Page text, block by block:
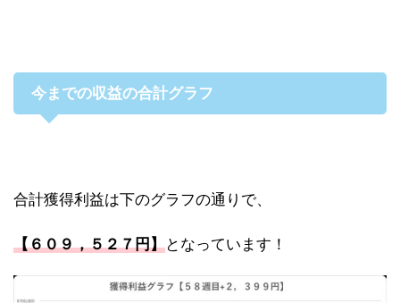
今までの収益の合計グラフ
合計獲得利益は下のグラフの通りで、
【６０９，５２７円】となっています！